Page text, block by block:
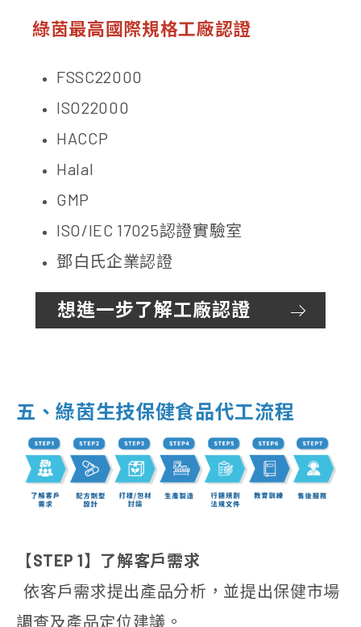
綠茵最高國際規格工廠認證
FSSC22000
ISO22000
HACCP
Halal
GMP
ISO/IEC 17025認證實驗室
鄧白氏企業認證
想進一步了解工廠認證
五、綠茵生技保健食品代工流程
【STEP 1】了解客戶需求
依客戶需求提出產品分析，並提出保健市場
調查及產品定位建議。